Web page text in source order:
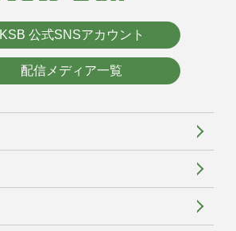
KSB 公式SNSアカウント
配信メディア一覧